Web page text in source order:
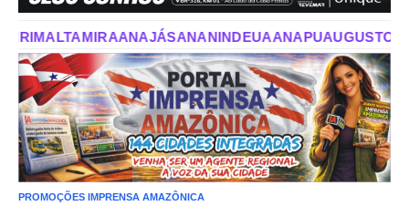
ANANINDEUAANAPUAUGUSTO CORRÊAAURORA DO
PROMOÇÕES IMPRENSA AMAZÔNICA